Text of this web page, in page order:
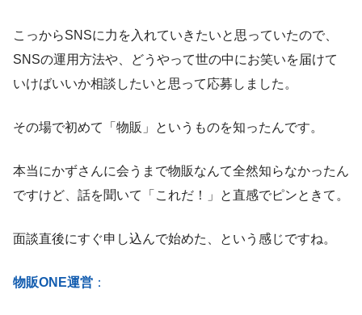
こっからSNSに力を入れていきたいと思っていたので、
SNSの運用方法や、どうやって世の中にお笑いを届けて
いけばいいか相談したいと思って応募しました。
その場で初めて「物販」というものを知ったんです。
本当にかずさんに会うまで物販なんて全然知らなかったん
ですけど、話を聞いて「これだ！」と直感でピンときて。
面談直後にすぐ申し込んで始めた、という感じですね。
物販ONE運営 ：